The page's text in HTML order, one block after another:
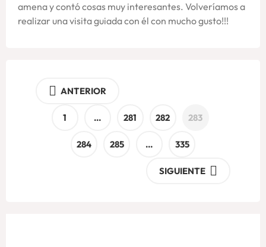
amena y contó cosas muy interesantes. Volveríamos a
realizar una visita guiada con él con mucho gusto!!!
ANTERIOR
1 … 281 282 283
284 285 … 335
SIGUIENTE